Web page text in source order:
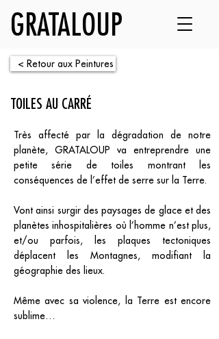
GRATALOUP
< Retour aux Peintures
TOILES AU CARRÉ
Très affecté par la dégradation de notre
planète, GRATALOUP va entreprendre une
petite série de toiles montrant les
conséquences de l’effet de serre sur la Terre.
Vont ainsi surgir des paysages de glace et des
planètes inhospitalières où l’homme n’est plus,
et/ou parfois, les plaques tectoniques
déplacent les Montagnes, modifiant la
géographie des lieux.
Même avec sa violence, la Terre est encore
sublime…